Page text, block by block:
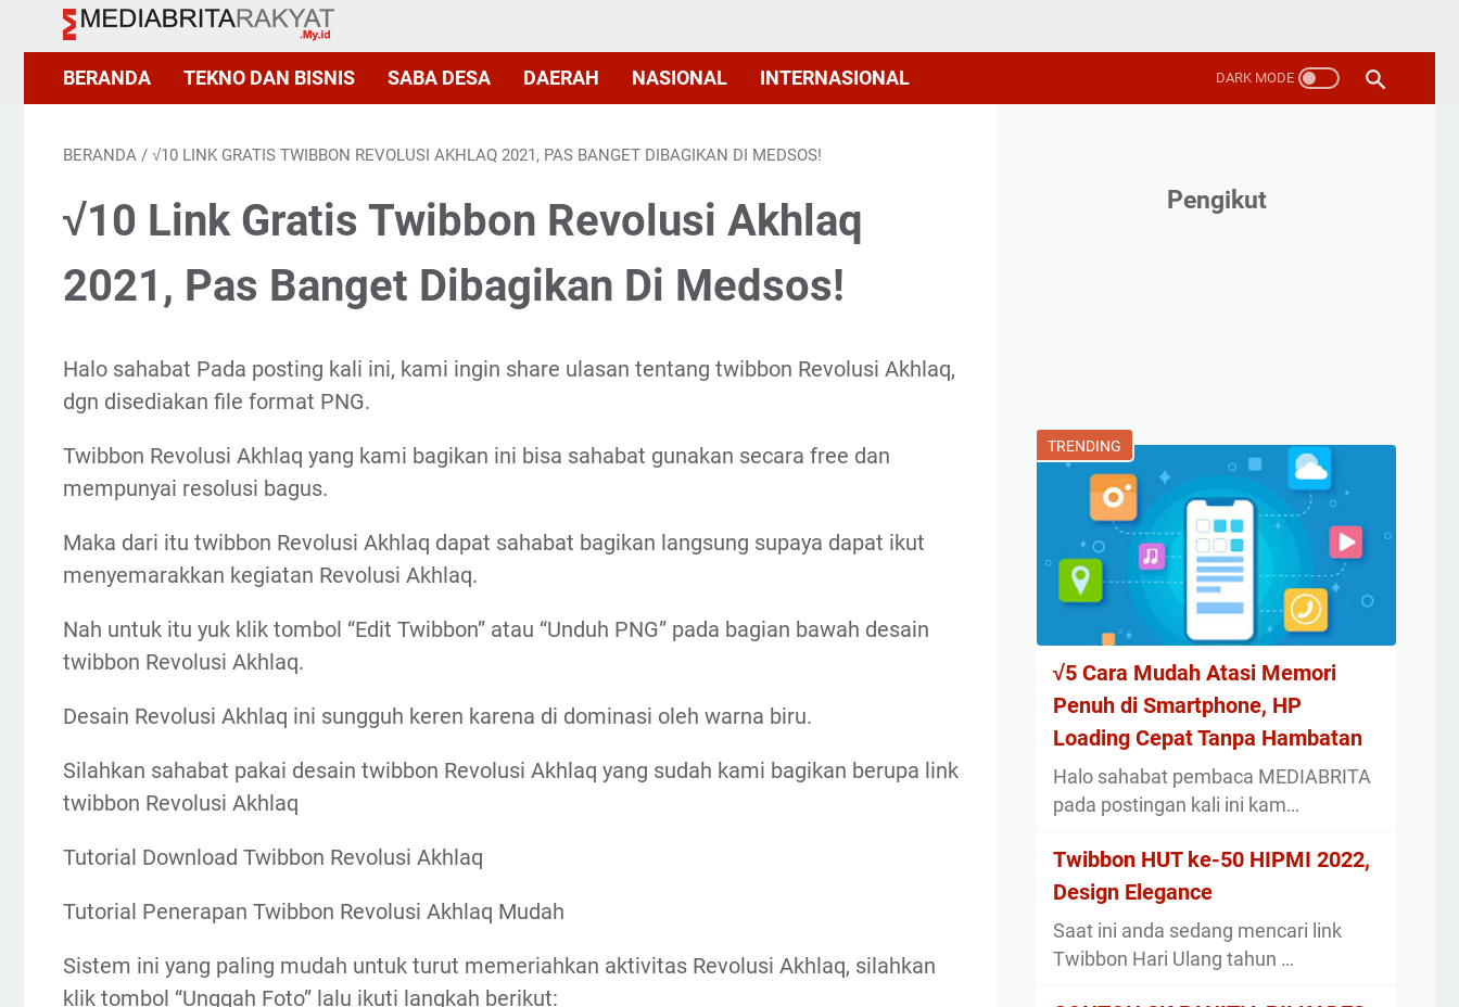
BERANDA TEKNO DAN BISNIS SABA DESA DAERAH NASIONAL INTERNASIONAL
BERANDA / √10 LINK GRATIS TWIBBON REVOLUSI AKHLAQ 2021, PAS BANGET DIBAGIKAN DI MEDSOS!
√10 Link Gratis Twibbon Revolusi Akhlaq
2021, Pas Banget Dibagikan Di Medsos!
Halo sahabat Pada posting kali ini, kami ingin share ulasan tentang twibbon Revolusi Akhlaq,
dgn disediakan file format PNG.
Twibbon Revolusi Akhlaq yang kami bagikan ini bisa sahabat gunakan secara free dan
mempunyai resolusi bagus.
Maka dari itu twibbon Revolusi Akhlaq dapat sahabat bagikan langsung supaya dapat ikut
menyemarakkan kegiatan Revolusi Akhlaq.
Nah untuk itu yuk klik tombol “Edit Twibbon” atau “Unduh PNG” pada bagian bawah desain
twibbon Revolusi Akhlaq.
Desain Revolusi Akhlaq ini sungguh keren karena di dominasi oleh warna biru.
Silahkan sahabat pakai desain twibbon Revolusi Akhlaq yang sudah kami bagikan berupa link
twibbon Revolusi Akhlaq
Tutorial Download Twibbon Revolusi Akhlaq
Tutorial Penerapan Twibbon Revolusi Akhlaq Mudah
Sistem ini yang paling mudah untuk turut memeriahkan aktivitas Revolusi Akhlaq, silahkan
klik tombol “Unggah Foto” lalu ikuti langkah berikut:
Pengikut
TRENDING
√5 Cara Mudah Atasi Memori
Penuh di Smartphone, HP
Loading Cepat Tanpa Hambatan
Halo sahabat pembaca MEDIABRITA
pada postingan kali ini kam…
Twibbon HUT ke-50 HIPMI 2022,
Design Elegance
Saat ini anda sedang mencari link
Twibbon Hari Ulang tahun …